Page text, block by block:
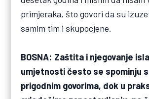
primjeraka, što govori da su
samim tim i skupocjene.
BOSNA: Zaštita i njegovanje
umjetnosti često se spominju
prigodnim govorima, dok u